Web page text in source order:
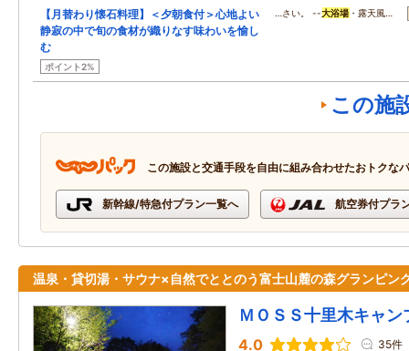
【月替わり懐石料理】＜夕朝食付＞心地よい
静寂の中で旬の食材が織りなす味わいを愉し
む
ポイント2%
…さい。 --大浴場 ・露天風…
この施
この施設と交通手段を自由に組み合わせたおトクな
新幹線/特急付プラン一覧へ 航空券付プラ
温泉・貸切湯・サウナ×自然でととのう富士山麓の森グランピン
ＭＯＳＳ十里木キャン
4.0 35件